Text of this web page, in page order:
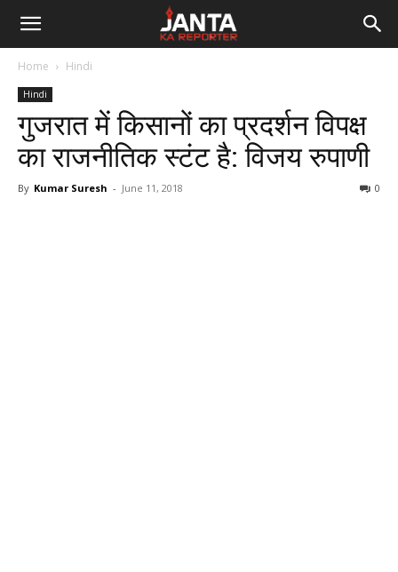
Janta
Reporter
Home Hindi
Hindi
गुजरात में किसानों का प्रदर्शन विपक्ष
का राजनीतिक स्टंट है: विजय रुपाणी
By Kumar Suresh - June 11, 2018 0